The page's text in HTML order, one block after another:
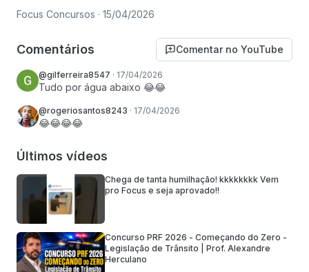
Focus Concursos · 15/04/2026
Comentários Comentar no YouTube
@gilferreira8547 · 17/04/2026
Tudo por água abaixo 😂😂
@rogeriosantos8243 · 17/04/2026
😂😂😂😂
Últimos vídeos
Chega de tanta humilhação! kkkkkkkk Vem
pro Focus e seja aprovado!!
Concurso PRF 2026 - Começando do Zero -
Legislação de Trânsito | Prof. Alexandre
Herculano